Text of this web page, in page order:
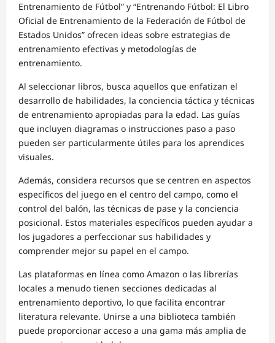
Entrenamiento de Fútbol” y “Entrenando Fútbol: El Libro
Oficial de Entrenamiento de la Federación de Fútbol de
Estados Unidos” ofrecen ideas sobre estrategias de
entrenamiento efectivas y metodologías de
entrenamiento.
Al seleccionar libros, busca aquellos que enfatizan el
desarrollo de habilidades, la conciencia táctica y técnicas
de entrenamiento apropiadas para la edad. Las guías
que incluyen diagramas o instrucciones paso a paso
pueden ser particularmente útiles para los aprendices
visuales.
Además, considera recursos que se centren en aspectos
específicos del juego en el centro del campo, como el
control del balón, las técnicas de pase y la conciencia
posicional. Estos materiales específicos pueden ayudar a
los jugadores a perfeccionar sus habilidades y
comprender mejor su papel en el campo.
Las plataformas en línea como Amazon o las librerías
locales a menudo tienen secciones dedicadas al
entrenamiento deportivo, lo que facilita encontrar
literatura relevante. Unirse a una biblioteca también
puede proporcionar acceso a una gama más amplia de